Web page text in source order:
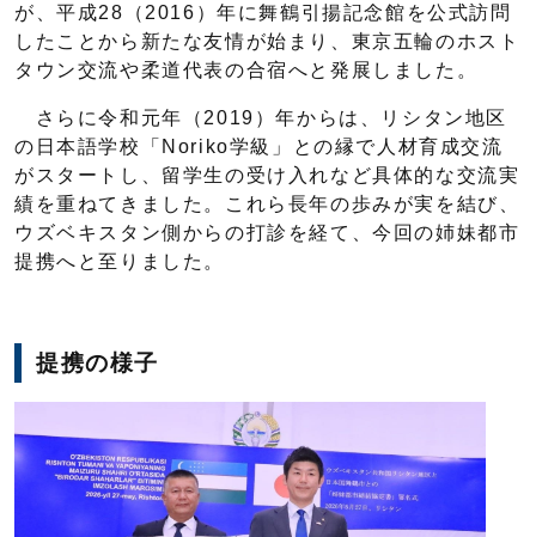
が、平成28（2016）年に舞鶴引揚記念館を公式訪問
したことから新たな友情が始まり、東京五輪のホスト
タウン交流や柔道代表の合宿へと発展しました。
さらに令和元年（2019）年からは、リシタン地区
の日本語学校「Noriko学級」との縁で人材育成交流
がスタートし、留学生の受け入れなど具体的な交流実
績を重ねてきました。これら長年の歩みが実を結び、
ウズベキスタン側からの打診を経て、今回の姉妹都市
提携へと至りました。
提携の様子